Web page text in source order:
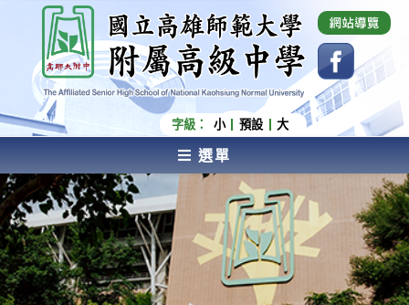
內
容
國立高雄師範大學附屬高級中學 Affiliated Senior
High School of National Kaohsiung Normal
University
字級： 小 預設 大
選單
AFFILIATED SENIOR HIGH SCHOOL OF NATIONAL
KAOHSIUNG NORMAL UNIVERSITY